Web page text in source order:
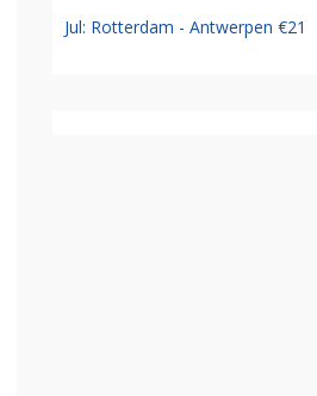
Jul: Rotterdam - Antwerpen €21